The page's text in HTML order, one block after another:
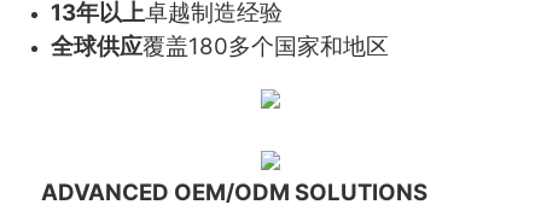
13年以上卓越制造经验
全球供应覆盖180多个国家和地区
ADVANCED OEM/ODM SOLUTIONS